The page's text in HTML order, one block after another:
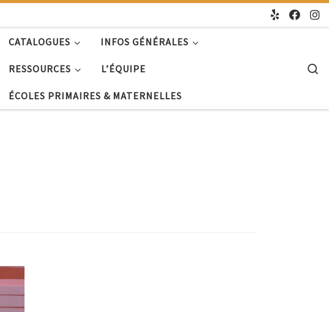
CATALOGUES INFOS GÉNÉRALES
RESSOURCES L’ÉQUIPE
ÉCOLES PRIMAIRES & MATERNELLES